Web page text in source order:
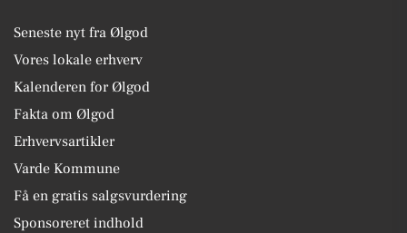
Seneste nyt fra Ølgod
Vores lokale erhverv
Kalenderen for Ølgod
Fakta om Ølgod
Erhvervsartikler
Varde Kommune
Få en gratis salgsvurdering
Sponsoreret indhold